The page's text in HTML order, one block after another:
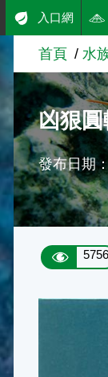
入口網
首頁 水
凶狠
發布日期
5756